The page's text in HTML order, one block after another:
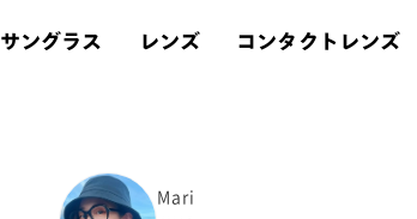
サングラス レンズ コンタクトレンズ
Mari